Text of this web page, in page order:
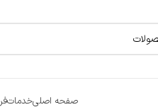
صفحه اصلیخدمات